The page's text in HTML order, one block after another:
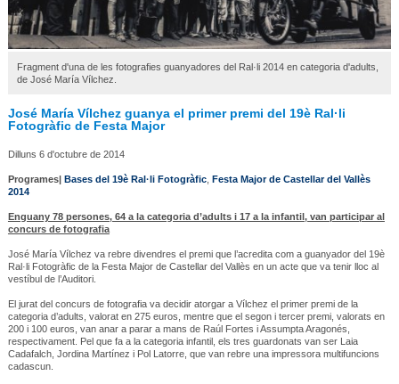
Fragment d'una de les fotografies guanyadores del Ral·li 2014 en categoria d'adults,
de José María Vílchez.
José María Vílchez guanya el primer premi del 19è Ral·li
Fotogràfic de Festa Major
Dilluns 6 d'octubre de 2014
Programes| Bases del 19è Ral·li Fotogràfic, Festa Major de Castellar del Vallès
2014
Enguany 78 persones, 64 a la categoria d’adults i 17 a la infantil, van participar al
concurs de fotografia
José María Vílchez va rebre divendres el premi que l’acredita com a guanyador del 19è
Ral·li Fotogràfic de la Festa Major de Castellar del Vallès en un acte que va tenir lloc al
vestíbul de l’Auditori.
El jurat del concurs de fotografia va decidir atorgar a Vílchez el primer premi de la
categoria d’adults, valorat en 275 euros, mentre que el segon i tercer premi, valorats en
200 i 100 euros, van anar a parar a mans de Raúl Fortes i Assumpta Aragonés,
respectivament. Pel que fa a la categoria infantil, els tres guardonats van ser Laia
Cadafalch, Jordina Martínez i Pol Latorre, que van rebre una impressora multifuncions
cadascun.